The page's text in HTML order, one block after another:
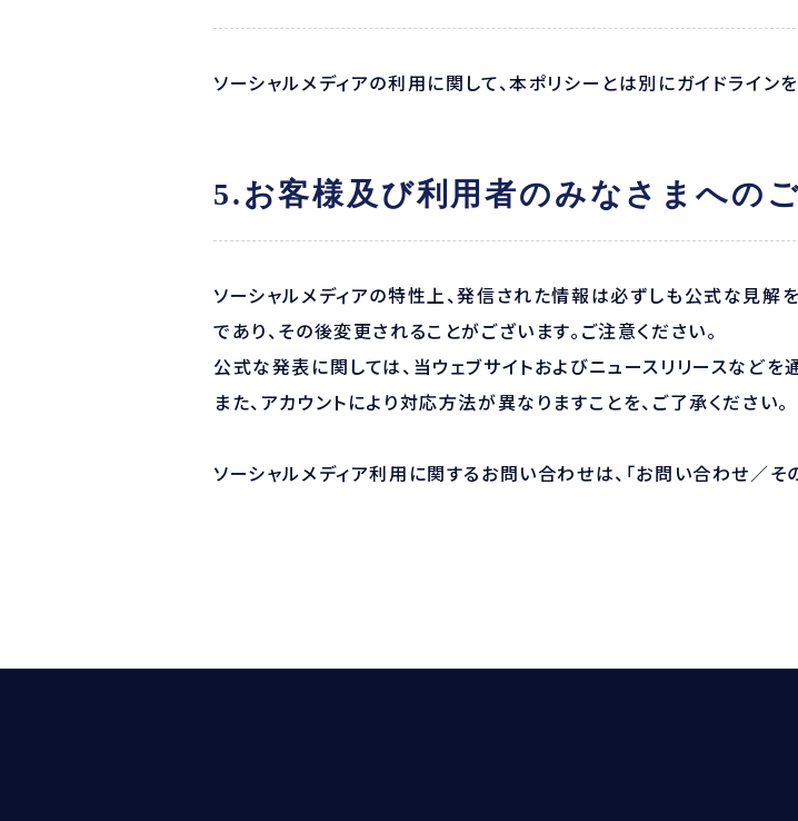
ソーシャルメディアの利用に関して、本ポリシーとは別にガイドライン
5.お客様及び利用者のみなさまへの
ソーシャルメディアの特性上、発信された情報は必ずしも公式な見解
であり、その後変更されることがございます。ご注意ください。
公式な発表に関しては、当ウェブサイトおよびニュースリリースなどを
また、アカウントにより対応方法が異なりますことを、ご了承ください。
ソーシャルメディア利用に関するお問い合わせは、「お問い合わせ／そ